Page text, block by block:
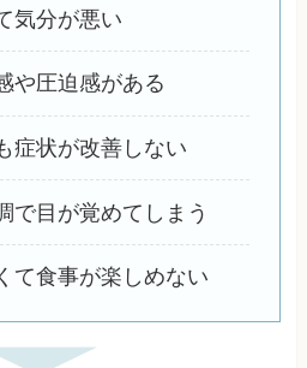
気分が悪い
や圧迫感がある
症状が改善しない
で目が覚めてしまう
て食事が楽しめない